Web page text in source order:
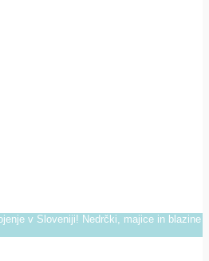
v Sloveniji! Nedrčki, majice in blazine